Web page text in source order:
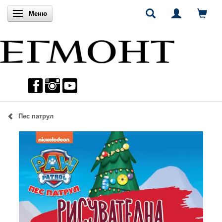
Включи навигацията
Меню
Пес патрул